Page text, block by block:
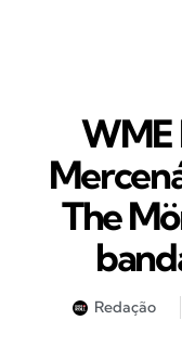
WME
The
Redação